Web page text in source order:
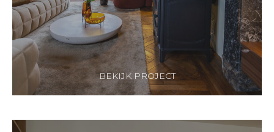
BEKIJK PROJECT